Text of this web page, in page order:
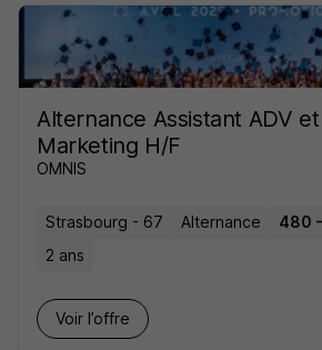
Alternance Assistant ADV et
Marketing H/F
OMNIS
Strasbourg - 67 Alternance
480
2 ans
Voir l’offre